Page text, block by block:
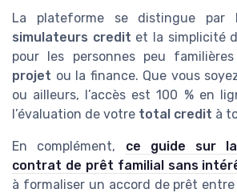
La plateforme se distingue
simulateurs credit et la simplicité
pour les personnes peu
projet ou la finance. Que vous
ou ailleurs, l’accès est 100 % en
l’évaluation de votre total credit à
En complément, ce guide sur
contrat de prêt familial sans
à formaliser un accord de prêt